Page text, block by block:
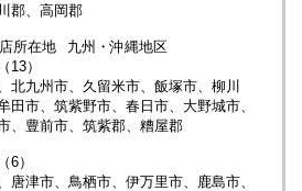
郡、高岡郡
所在地
九州・沖縄地区
13）
北九州市、久留米市、飯塚市、柳川
田市、筑紫野市、春日市、大野城市、
、豊前市、筑紫郡、糟屋郡
6）
唐津市、鳥栖市、伊万里市、鹿島市、